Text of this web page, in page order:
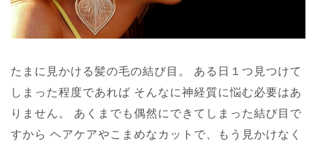
たまに見かける髪の毛の結び目。
ある日１つ見つけて
しまった程度であれば そんなに神経質に悩む必要はあ
りません。
あくまでも偶然にできてしまった結び目で
すから ヘアケアやこまめなカットで、もう見かけなく